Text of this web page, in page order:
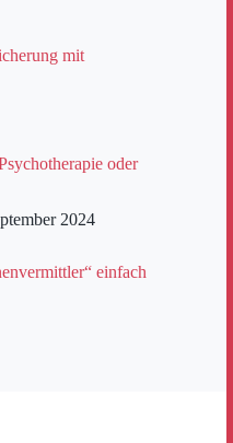
mit
oder
2024
einfach